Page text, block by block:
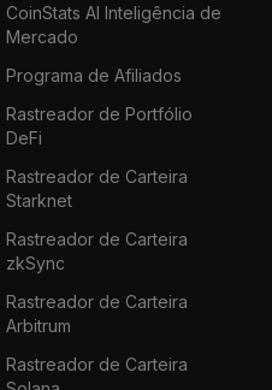
CoinStats AI Inteligência de
Mercado
Programa de Afiliados
Rastreador de Portfólio
DeFi
Rastreador de Carteira
Starknet
Rastreador de Carteira
zkSync
Rastreador de Carteira
Arbitrum
Rastreador de Carteira